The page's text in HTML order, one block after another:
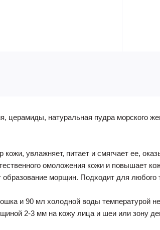
церамиды, натуральная пудра морского
увлажняет, питает и смягчает ее,
омоложения кожи и повышает
морщин. Подходит для любого
и 90 мл холодной воды температурой
2-3 мм на кожу лица и шеи или зону